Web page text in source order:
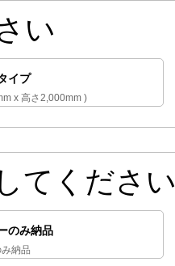
い
イプ
x 高さ2,000mm )
てください
のみ納品
納品